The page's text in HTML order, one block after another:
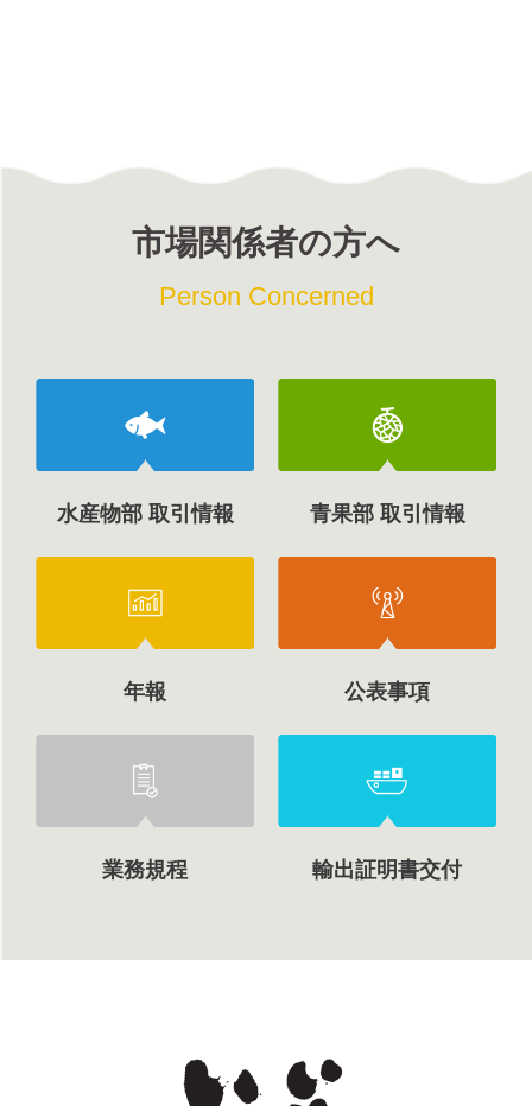
市場関係者の方へ
Person Concerned
水産物部 取引情報 青果部 取引情報
年報 公表事項
業務規程 輸出証明書交付